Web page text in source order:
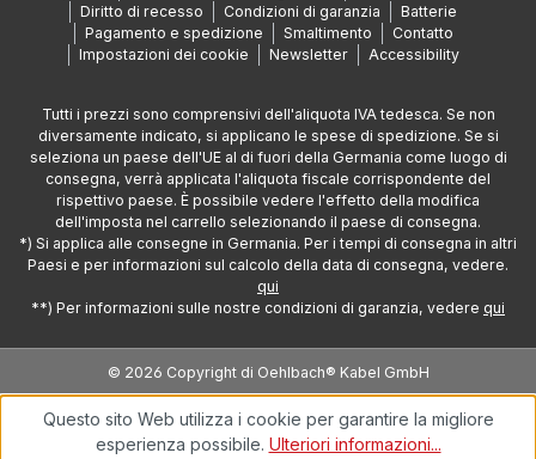
Diritto di recesso
Condizioni di garanzia
Batterie
Pagamento e spedizione
Smaltimento
Contatto
Impostazioni dei cookie
Newsletter Accessibility
Tutti i prezzi sono comprensivi dell'aliquota IVA tedesca. Se non
diversamente indicato, si applicano le spese di spedizione. Se si
seleziona un paese dell'UE al di fuori della Germania come luogo di
consegna, verrà applicata l'aliquota fiscale corrispondente del
rispettivo paese. È possibile vedere l'effetto della modifica
dell'imposta nel carrello selezionando il paese di consegna.
*) Si applica alle consegne in Germania. Per i tempi di consegna in altri
Paesi e per informazioni sul calcolo della data di consegna, vedere.
qui
**) Per informazioni sulle nostre condizioni di garanzia, vedere qui
© 2026 Copyright di Oehlbach® Kabel GmbH
Questo sito Web utilizza i cookie per garantire la migliore
esperienza possibile. Ulteriori informazioni...